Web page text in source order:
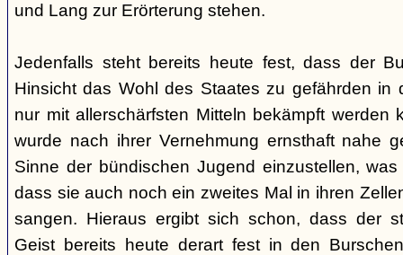
und Lang zur Erörterung stehen.
Jedenfalls steht bereits heute fest, dass der
Hinsicht das Wohl des Staates zu gefährden in
nur mit allerschärfsten Mitteln bekämpft werden
wurde nach ihrer Vernehmung ernsthaft nahe
Sinne der bündischen Jugend einzustellen,
dass sie auch noch ein zweites Mal in ihren
sangen. Hieraus ergibt sich schon, dass der
Geist bereits heute derart fest in den